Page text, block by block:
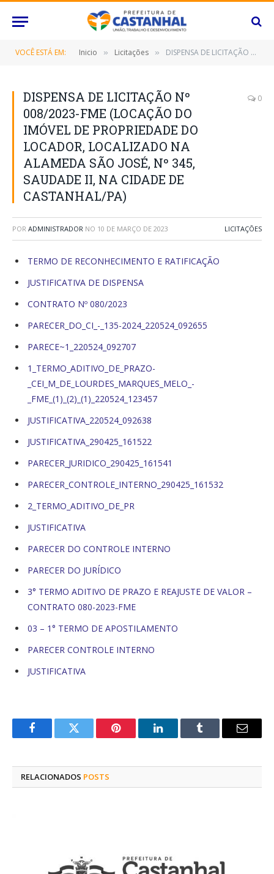
VOCÊ ESTÁ EM: Inicio » Licitações » DISPENSA DE LICITAÇÃO Nº 008/2023-FME (LOCAÇÃO DO IMÓVEL DE PROPRIEDADE DO LOCADOR, LOCALIZADO NA ALAMEDA SÃO JOSÉ, Nº 345, SAUDADE II, NA CIDADE DE CASTANHAL/PA)
DISPENSA DE LICITAÇÃO Nº
008/2023-FME (LOCAÇÃO DO
IMÓVEL DE PROPRIEDADE DO
LOCADOR, LOCALIZADO NA
ALAMEDA SÃO JOSÉ, Nº 345,
SAUDADE II, NA CIDADE DE
CASTANHAL/PA)
0
POR ADMINISTRADOR NO 10 DE MARÇO DE 2023 LICITAÇÕES
TERMO DE RECONHECIMENTO E RATIFICAÇÃO
JUSTIFICATIVA DE DISPENSA
CONTRATO Nº 080/2023
PARECER_DO_CI_-_135-2024_220524_092655
PARECE~1_220524_092707
1_TERMO_ADITIVO_DE_PRAZO-
_CEI_M_DE_LOURDES_MARQUES_MELO_-
_FME_(1)_(2)_(1)_220524_123457
JUSTIFICATIVA_220524_092638
JUSTIFICATIVA_290425_161522
PARECER_JURIDICO_290425_161541
PARECER_CONTROLE_INTERNO_290425_161532
2_TERMO_ADITIVO_DE_PR
JUSTIFICATIVA
PARECER DO CONTROLE INTERNO
PARECER DO JURÍDICO
3° TERMO ADITIVO DE PRAZO E REAJUSTE DE VALOR –
CONTRATO 080-2023-FME
03 – 1° TERMO DE APOSTILAMENTO
PARECER CONTROLE INTERNO
JUSTIFICATIVA
FacebookTwitter Pinterest O
Tumblr
E-
RELACIONADOS POSTS